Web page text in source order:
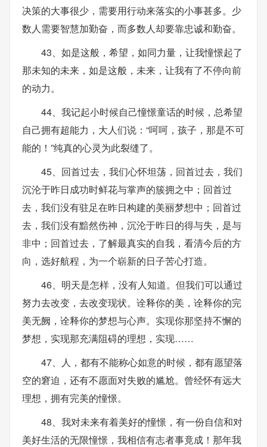
决策的大事很少，需要用行动来落实的小事甚多。少
数人需要智慧加勤奋，而多数人却要靠忠诚和勤奋。
43、如是这般，希望，如同力量，让我憧憬起了
那未知的未来，如是这般，未来，让我有了不停向前
的动力。
44、我记起小时候自己憧憬童话的时候，总希望
自己拥有超能力，大人们说：“呵呵，孩子，那是不可
能的！”纯真的心灵为此裂缝了。
45、回首过去，我们心怀坦荡，回首过去，我们
沉沦于昨日成功时鲜花与掌声的簇拥之中；回首过
去，我们没有驻足在昨日构建的美丽梦想中；回首过
去，我们没有黯然伤神，沉沦于昨日的得与失，是与
非中；回首过去，了解最真实的自我，看清今后的方
向，选好航程，为一个崭新的日子苦心打造。
46、明天是怎样，没有人知道。但我们可以通过
努力去改变，去改变现状。诠释你的美，诠释你的完
美无阙，诠释你的梦想与心声。实现你那坚持不懈的
梦想，实现那充满阻碍的理想，实现……
47、人，都有不能称心如意的时候，都有愿望落
空的窘迫，还有不愿面对失败的尴尬。曾经怀有远大
理想，拥有完美的憧憬。
48、我对未来有着美好的憧憬，有一份自信和对
美好生活的无限憧憬，我相信有志者事竟成！那年我